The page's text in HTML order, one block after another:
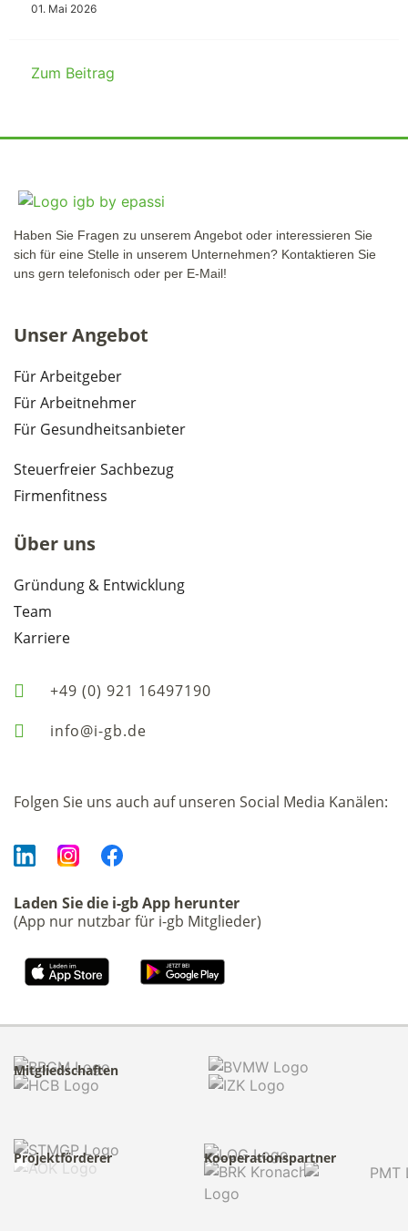
01. Mai 2026
Zum Beitrag
Haben Sie Fragen zu unserem Angebot oder interessieren Sie
sich für eine Stelle in unserem Unternehmen? Kontaktieren Sie
uns gern telefonisch oder per E-Mail!
Unser Angebot
Für Arbeitgeber
Für Arbeitnehmer
Für Gesundheitsanbieter
Steuerfreier Sachbezug
Firmenfitness
Über uns
Gründung & Entwicklung
Team
Karriere
+49 (0) 921 16497190
info@i-gb.de
Folgen Sie uns auch auf unseren Social Media Kanälen:
Laden Sie die i-gb App herunter
(App nur nutzbar für i-gb Mitglieder)
Mitgliedschaften
Projektförderer Kooperationspartner